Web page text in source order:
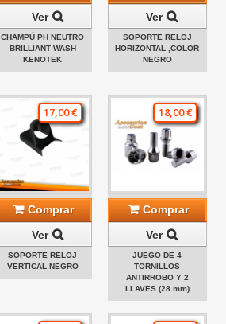
Ver
CHAMPÚ PH NEUTRO
BRILLIANT WASH
KENOTEK
Ver
SOPORTE RELOJ
HORIZONTAL ,COLOR
NEGRO
17,00 €
Comprar
Ver
SOPORTE RELOJ
VERTICAL NEGRO
18,00 €
Comprar
Ver
JUEGO DE 4
TORNILLOS
ANTIRROBO Y 2
LLAVES (28 mm)